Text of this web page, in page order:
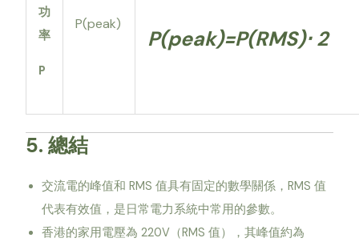
功
率
P
P(peak)
P(peak)=P(RMS)⋅ 2
5. 總結
交流電的峰值和 RMS 值具有固定的數學關係，RMS 值
代表有效值，是日常電力系統中常用的參數。
香港的家用電壓為 220V（RMS 值），其峰值約為